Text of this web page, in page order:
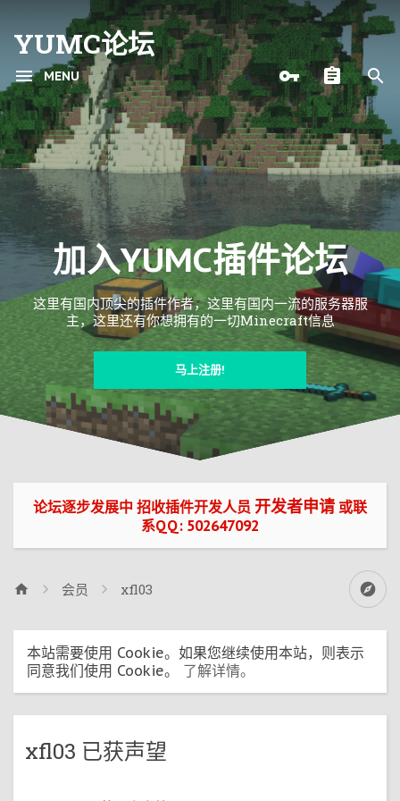
YUMC论坛
MENU
加入YUMC插件论坛
这里有国内顶尖的插件作者，这里有国内一流的服务器服
主，这里还有你想拥有的一切Minecraft信息
马上注册!
论坛逐步发展中 招收插件开发人员 开发者申请 或联
系QQ: 502647092
会员 xfl03
本站需要使用 Cookie。如果您继续使用本站，则表示
同意我们使用 Cookie。 了解详情。
xfl03 已获声望